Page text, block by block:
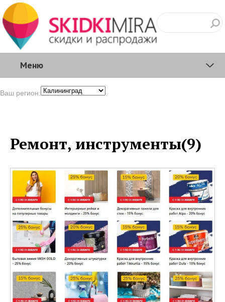
Меню
Ваш регион:
Ремонт, инструменты(9)